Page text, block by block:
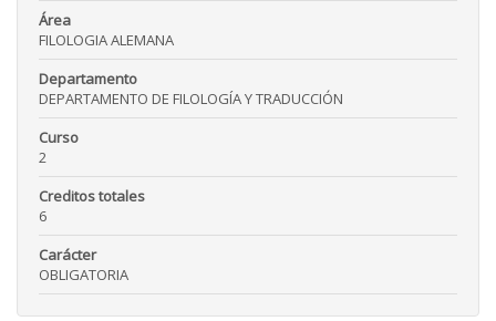
Área
FILOLOGIA ALEMANA
Departamento
DEPARTAMENTO DE FILOLOGÍA Y TRADUCCIÓN
Curso
2
Creditos totales
6
Carácter
OBLIGATORIA